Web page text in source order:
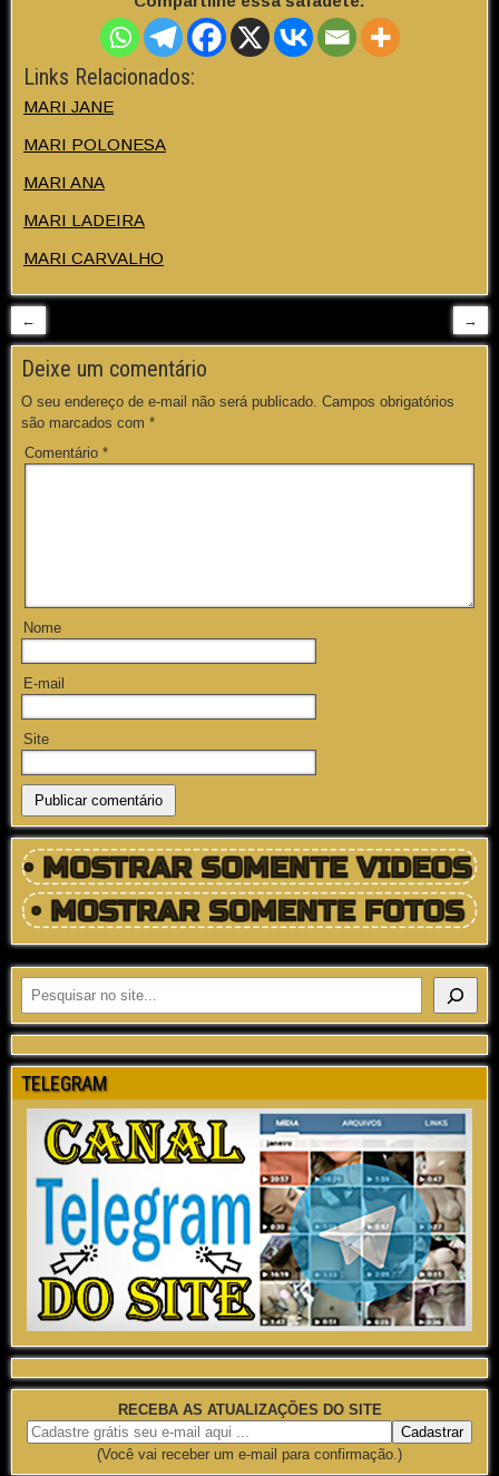
Links Relacionados:
MARI JANE
MARI POLONESA
MARI ANA
MARI LADEIRA
MARI CARVALHO
← →
Deixe um comentário
O seu endereço de e-mail não será publicado. Campos obrigatórios
são marcados com *
Comentário *
Nome
E-mail
Site
TELEGRAM
RECEBA AS ATUALIZAÇÕES DO SITE
(Você vai receber um e-mail para confirmação.)